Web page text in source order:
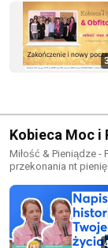
Kobieca Moc i
#coaching
Miłość & Pieniądze
przekonania nt pieniędzy 👍⏩ AKTUALNIE: zamiast
https://agnieszkaprzybysz.com/
w 🔗 👆